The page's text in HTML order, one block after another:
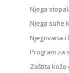
Njega
Njega suhe
Njegovana i
Program za
Zaštita kože